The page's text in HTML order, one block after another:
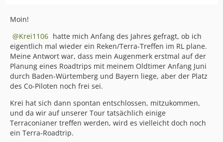
Moin!
Krei1106 hatte mich Anfang des Jahres gefragt, ob ich
eigentlich mal wieder ein Reken/Terra-Treffen im RL plane.
Meine Antwort war, dass mein Augenmerk erstmal auf der
Planung eines Roadtrips mit meinem Oldtimer Anfang Juni
durch Baden-Würtemberg und Bayern liege, aber der Platz
des Co-Piloten noch frei sei.
Krei hat sich dann spontan entschlossen, mitzukommen,
und da wir auf unserer Tour tatsächlich einige
Terraconianer treffen werden, wird es vielleicht doch noch
ein Terra-Roadtrip.